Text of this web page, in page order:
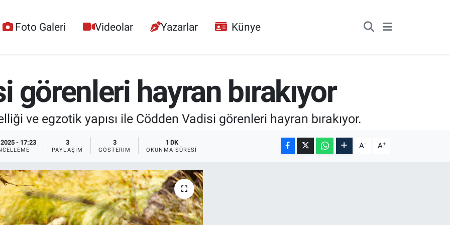
Foto Galeri Videolar Yazarlar Künye
görenleri hayran bırakıyor
ve egzotik yapısı ile Cödden Vadisi görenleri hayran bırakıyor.
- 17:23 3
PAYLAŞIM
3
GÖSTERIM
1 DK
OKUNMA SÜRESI A- A+